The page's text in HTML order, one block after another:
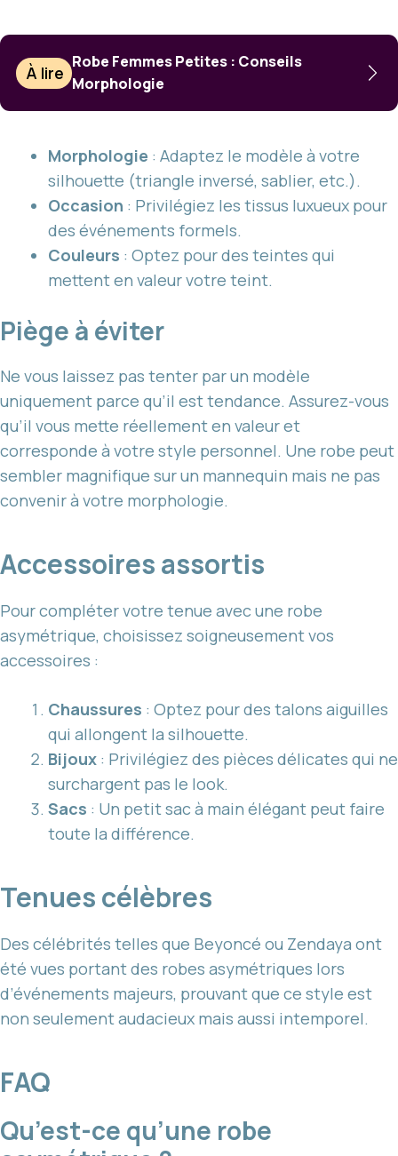
À lire
Robe Femmes Petites : Conseils
Morphologie
Morphologie : Adaptez le modèle à votre
silhouette (triangle inversé, sablier, etc.).
Occasion : Privilégiez les tissus luxueux pour
des événements formels.
Couleurs : Optez pour des teintes qui
mettent en valeur votre teint.
Piège à éviter
Ne vous laissez pas tenter par un modèle
uniquement parce qu’il est tendance. Assurez-vous
qu’il vous mette réellement en valeur et
corresponde à votre style personnel. Une robe peut
sembler magnifique sur un mannequin mais ne pas
convenir à votre morphologie.
Accessoires assortis
Pour compléter votre tenue avec une robe
asymétrique, choisissez soigneusement vos
accessoires :
Chaussures : Optez pour des talons aiguilles
qui allongent la silhouette.
Bijoux : Privilégiez des pièces délicates qui ne
surchargent pas le look.
Sacs : Un petit sac à main élégant peut faire
toute la différence.
Tenues célèbres
Des célébrités telles que Beyoncé ou Zendaya ont
été vues portant des robes asymétriques lors
d’événements majeurs, prouvant que ce style est
non seulement audacieux mais aussi intemporel.
FAQ
Qu’est-ce qu’une robe